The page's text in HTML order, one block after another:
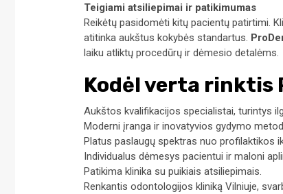
Teigiami atsiliepimai ir patikimumas
Reikėtų pasidomėti kitų pacientų patirtimi.
atitinka aukštus kokybės standartus.
laiku atliktų procedūrų ir dėmesio detalėms.
Kodėl verta rinktis
Aukštos kvalifikacijos specialistai, turintys
Moderni įranga ir inovatyvios gydymo
Platus paslaugų spektras nuo profilaktikos
Individualus dėmesys pacientui ir maloni
Patikima klinika su puikiais atsiliepimais.
Renkantis odontologijos kliniką Vilniuje,